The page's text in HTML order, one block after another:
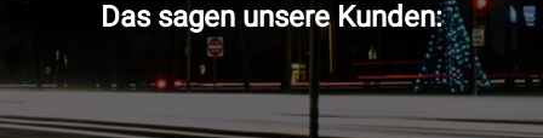
Das sagen unsere Kunden: